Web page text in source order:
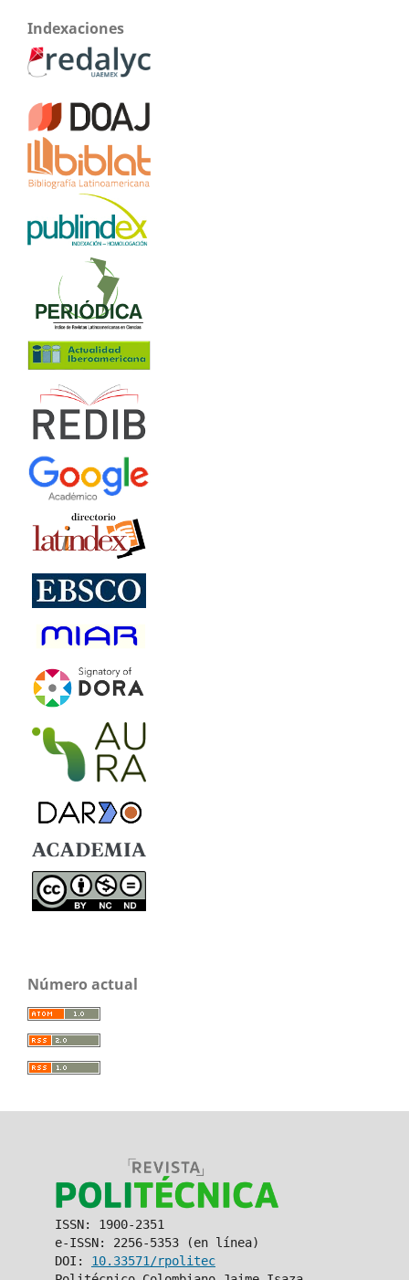
Indexaciones
Número actual
ISSN: 1900-2351
e-ISSN: 2256-5353 (en línea)
DOI: 10.33571/rpolitec